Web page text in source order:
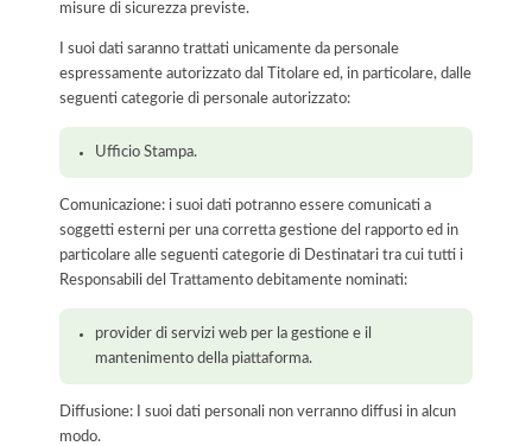
misure di sicurezza previste.
I suoi dati saranno trattati unicamente da personale
espressamente autorizzato dal Titolare ed, in particolare, dalle
seguenti categorie di personale autorizzato:
Ufficio Stampa.
Comunicazione: i suoi dati potranno essere comunicati a
soggetti esterni per una corretta gestione del rapporto ed in
particolare alle seguenti categorie di Destinatari tra cui tutti i
Responsabili del Trattamento debitamente nominati:
provider di servizi web per la gestione e il
mantenimento della piattaforma.
Diffusione: I suoi dati personali non verranno diffusi in alcun
modo.